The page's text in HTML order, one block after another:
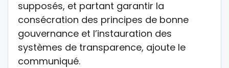
supposés, et partant garantir la
consécration des principes de bonne
gouvernance et l’instauration des
systèmes de transparence, ajoute le
communiqué.